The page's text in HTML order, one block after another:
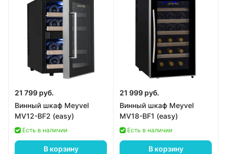
21 799 руб.
Винный шкаф Meyvel
MV12-BF2 (easy)
Есть в наличии
В корзину
21 999 руб.
Винный шкаф Meyvel
MV18-BF1 (easy)
Есть в наличии
В корзину